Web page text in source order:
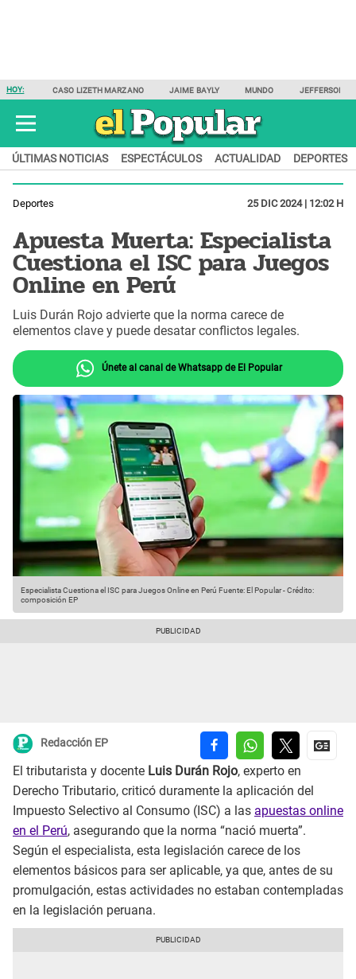
HOY: CASO LIZETH MARZANO JAIME BAYLY MUNDO JEFFERSON
ÚLTIMAS NOTICIAS ESPECTÁCULOS ACTUALIDAD DEPORTES
Deportes 25 DIC 2024 | 12:02 H
Apuesta Muerta: Especialista
Cuestiona el ISC para Juegos
Online en Perú
Luis Durán Rojo advierte que la norma carece de
elementos clave y puede desatar conflictos legales.
Únete al canal de Whatsapp de El Popular
Especialista Cuestiona el ISC para Juegos Online en Perú Fuente: El Popular-Crédito:
composición EP
Redacción EP
El tributarista y docente Luis Durán Rojo, experto en
Derecho Tributario, criticó duramente la aplicación del
Impuesto Selectivo al Consumo (ISC) a las apuestas online
en el Perú, asegurando que la norma “nació muerta”.
Según el especialista, esta legislación carece de los
elementos básicos para ser aplicable, ya que, antes de su
promulgación, estas actividades no estaban contempladas
en la legislación peruana.